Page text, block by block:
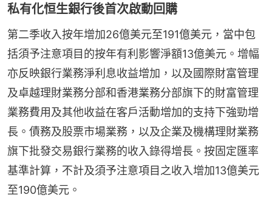
私有化恒生銀行後首次啟動回購
第二季收入按年增加26億美元⾄191億美元，當中包
括須予注意項⽬的按年有利影響淨額13億美元。增幅
亦反映銀⾏業務淨利息收益增加，以及國際財富管理
及卓越理財業務分部和香港業務分部旗下的財富管理
業務費⽤及其他收益在客⼾活動增加的⽀持下強勁增
⻑。債務及股票市場業務，以及企業及機構理財業務
旗下批發交易銀⾏業務的收入錄得增⻑。按固定匯率
基準計算，不計及須予注意項⽬之收入增加13億美元
⾄190億美元。